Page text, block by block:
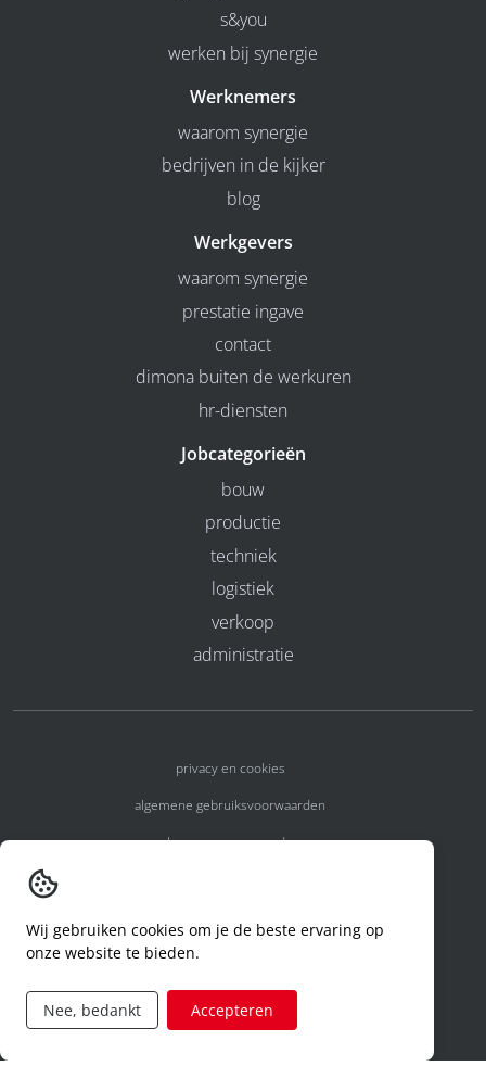
s&you
werken bij synergie
Werknemers
waarom synergie
bedrijven in de kijker
blog
Werkgevers
waarom synergie
prestatie ingave
contact
dimona buiten de werkuren
hr-diensten
Jobcategorieën
bouw
productie
techniek
logistiek
verkoop
administratie
privacy en cookies
algemene gebruiksvoorwaarden
algemene voorwaarden
code of conduct
aanvraag rechten ivm privacy
Wij gebruiken cookies om je de beste ervaring op
onze website te bieden.
Nee, bedankt Accepteren